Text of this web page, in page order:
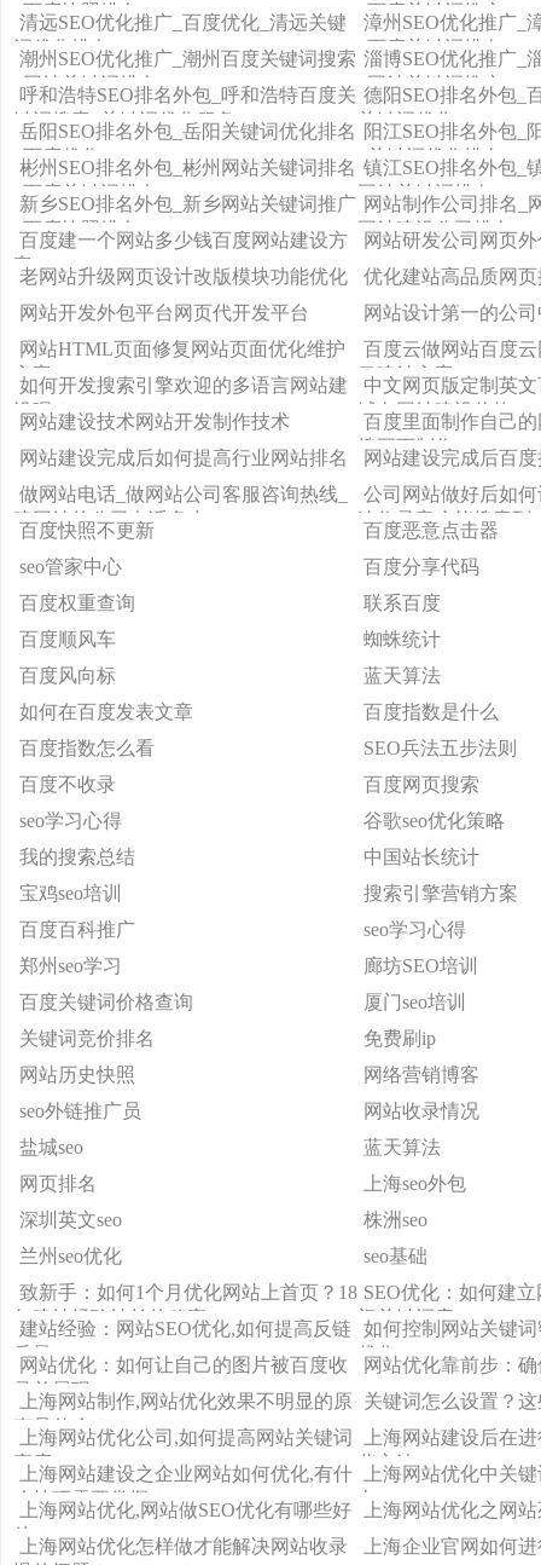
_百度快照排名
_百度关键词推广
清远SEO优化推广_百度优化_清远关键
词优化排名
漳州SEO优化推广_
_百度关键词排名
潮州SEO优化推广_潮州百度关键词搜索
_网站关键词排名
淄博SEO优化推广_
_网站关键词推广
呼和浩特SEO排名外包_呼和浩特百度关
键词搜索_关键词优化服务
德阳SEO排名外包_
关键词优化
岳阳SEO排名外包_岳阳关键词优化排名
_百度优化
阳江SEO排名外包_
_关键词优化排名
彬州SEO排名外包_彬州网站关键词排名
_百度关键词排名
镇江SEO排名外包_
网站关键词排名
新乡SEO排名外包_新乡网站关键词推广
_百度快照排名
网站制作公司排名_
网站建设公司排名
百度建一个网站多少钱百度网站建设方
案
网站研发公司网页
老网站升级网页设计改版模块功能优化
优化建站高品质网
网站开发外包平台网页代开发平台
网站设计第一的公
网站HTML页面修复网站页面优化维护
方案
百度云做网站百度
云建站方案
如何开发搜索引擎欢迎的多语言网站建
设呢？
中文网页版定制英
域名网站建设价格
网站建设技术网站开发制作技术
百度里面制作自己
搜网页制作
网站建设完成后如何提高行业网站排名
网站建设完成后百
做网站电话_做网站公司客服咨询热线_
建网站的公司电话多少
公司网站做好后如
速收录客户能搜索到
百度快照不更新
百度恶意点击器
seo管家中心
百度分享代码
百度权重查询
联系百度
百度顺风车
蜘蛛统计
百度风向标
蓝天算法
如何在百度发表文章
百度指数是什么
百度指数怎么看
SEO兵法五步法则
百度不收录
百度网页搜索
seo学习心得
谷歌seo优化策略
我的搜索总结
中国站长统计
宝鸡seo培训
搜索引擎营销方案
百度百科推广
seo学习心得
郑州seo学习
廊坊SEO培训
百度关键词价格查询
厦门seo培训
关键词竞价排名
免费刷ip
网站历史快照
网络营销博客
seo外链推广员
网站收录情况
盐城seo
蓝天算法
网页排名
上海seo外包
深圳英文seo
株洲seo
兰州seo优化
seo基础
致新手：如何1个月优化网站上首页？18
年建站经验站长的秘密
SEO优化：如何建
门关键词库
建站经验：网站SEO优化,如何提高反链
质量
如何控制网站关键
优化
网站优化：如何让自己的图片被百度收
录并展现
网站优化靠前步：
上海网站制作,网站优化效果不明显的原
声是什么？
关键词怎么设置？
上海网站优化公司,如何提高网站关键词
密度？
上海网站建设后在
些方法？
上海网站建设之企业网站如何优化,有什
么技巧需要掌握？
上海网站优化中关
办？
上海网站优化,网站做SEO优化有哪些好
处？
上海网站优化之网
上海网站优化怎样做才能解决网站收录
上海企业官网如何